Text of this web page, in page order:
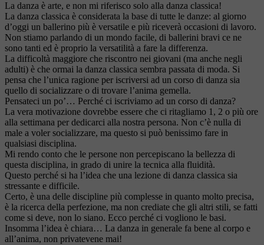
La danza è arte, e non mi riferisco solo alla danza classica!
La danza classica è considerata la base di tutte le danze: al giorno
d’oggi un ballerino più è versatile e più riceverà occasioni di lavoro.
Non stiamo parlando di un mondo facile, di ballerini bravi ce ne
sono tanti ed è proprio la versatilità a fare la differenza.
La difficoltà maggiore che riscontro nei giovani (ma anche negli
adulti) è che ormai la danza classica sembra passata di moda. Si
pensa che l’unica ragione per iscriversi ad un corso di danza sia
quello di socializzare o di trovare l’anima gemella.
Pensateci un po’… Perché ci iscriviamo ad un corso di danza?
La vera motivazione dovrebbe essere che ci ritagliamo 1, 2 o più ore
alla settimana per dedicarci alla nostra persona. Non c’è nulla di
male a voler socializzare, ma questo si può benissimo fare in
qualsiasi disciplina.
Mi rendo conto che le persone non percepiscano la bellezza di
questa disciplina, in grado di unire la tecnica alla fluidità.
Questo perché si ha l’idea che una lezione di danza classica sia
stressante e difficile.
Certo, è una delle discipline più complesse in quanto molto precisa,
è la ricerca della perfezione, ma non crediate che gli altri stili, se fatti
come si deve, non lo siano. Ecco perché ci vogliono le basi.
Insomma l’idea è chiara… La danza in generale fa bene al corpo e
all’anima, non privatevene mai!